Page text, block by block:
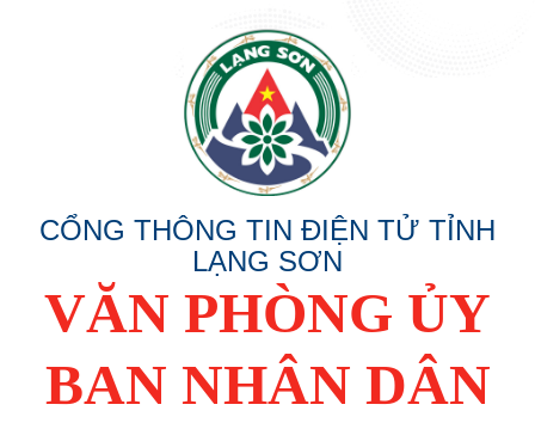
CỔNG THÔNG TIN ĐIỆN TỬ TỈNH
LẠNG SƠN
VĂN PHÒNG ỦY
BAN NHÂN DÂN